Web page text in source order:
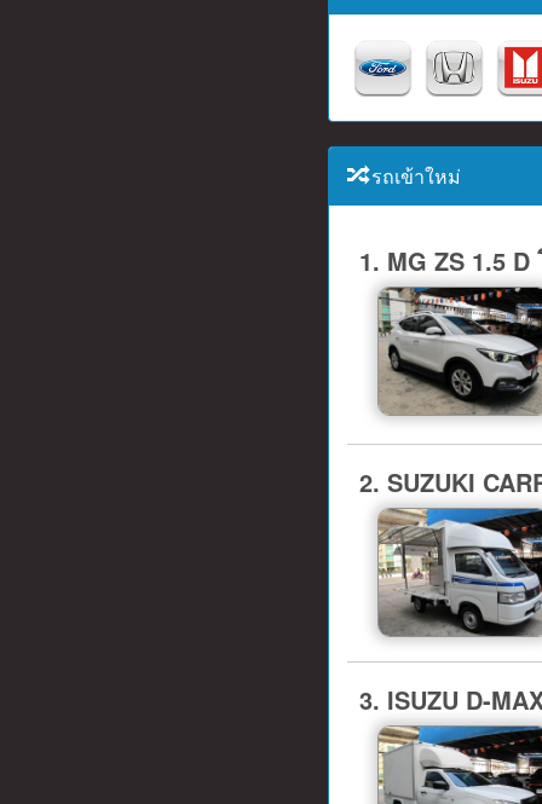
รถเข้าใหม่
1. MG ZS 1.5
2. SUZUKI
3. ISUZU D-